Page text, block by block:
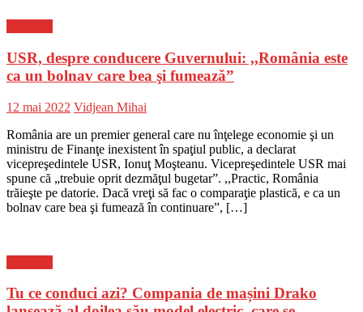
USR, despre conducere Guvernului: ,,România este
ca un bolnav care bea şi fumează”
Posted
12 mai 2022 Author
Vidjean Mihai
România are un premier general care nu înţelege economie şi un
ministru de Finanţe inexistent în spaţiul public, a declarat
vicepreşedintele USR, Ionuţ Moşteanu. Vicepreşedintele USR mai
spune că „trebuie oprit dezmăţul bugetar”. ,,Practic, România
trăieşte pe datorie. Dacă vreţi să fac o comparaţie plastică, e ca un
bolnav care bea şi fumează în continuare”, […]
Tu ce conduci azi? Compania de mașini Drako